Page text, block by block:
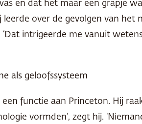
en dat het maar een grapje
over de gevolgen van het
intrigeerde me vanuit
als geloofssysteem
functie aan Princeton. Hij
vormden’, zegt hij.